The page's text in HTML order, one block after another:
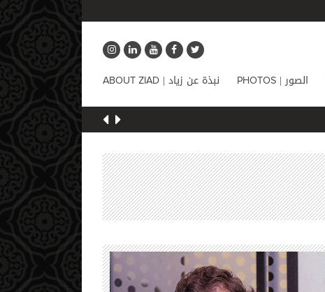
الصور | PHOTOS نبذة عن زياد | ABOUT ZIAD